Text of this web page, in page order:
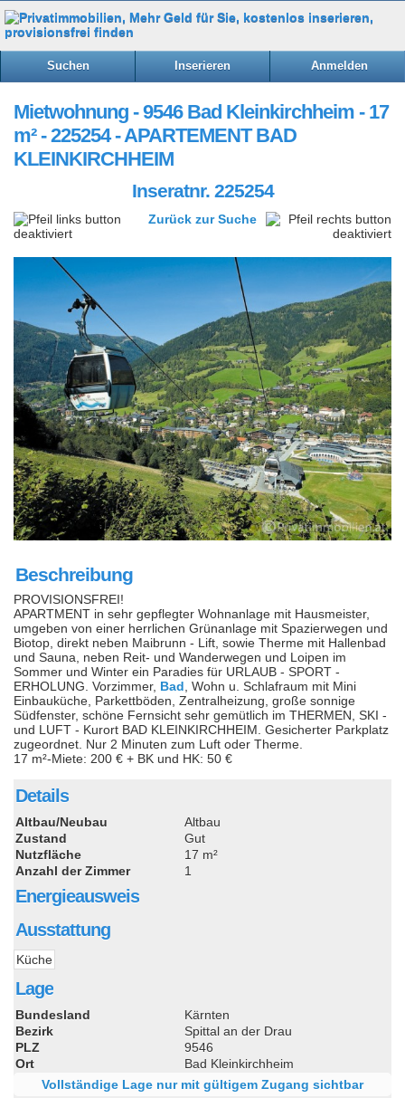
Suchen Inserieren Anmelden
Mietwohnung - 9546 Bad Kleinkirchheim - 17
m² - 225254 - APARTEMENT BAD
KLEINKIRCHHEIM
Inseratnr. 225254
Zurück zur Suche
Beschreibung
PROVISIONSFREI!
APARTMENT in sehr gepflegter Wohnanlage mit Hausmeister,
umgeben von einer herrlichen Grünanlage mit Spazierwegen und
Biotop, direkt neben Maibrunn - Lift, sowie Therme mit Hallenbad
und Sauna, neben Reit- und Wanderwegen und Loipen im
Sommer und Winter ein Paradies für URLAUB - SPORT -
ERHOLUNG. Vorzimmer, Bad, Wohn u. Schlafraum mit Mini
Einbauküche, Parkettböden, Zentralheizung, große sonnige
Südfenster, schöne Fernsicht sehr gemütlich im THERMEN, SKI -
und LUFT - Kurort BAD KLEINKIRCHHEIM. Gesicherter Parkplatz
zugeordnet. Nur 2 Minuten zum Luft oder Therme.
17 m²-Miete: 200 € + BK und HK: 50 €
Details
Altbau/Neubau
Altbau
Zustand
Gut
Nutzfläche
17 m²
Anzahl der Zimmer
1
Energieausweis
Ausstattung
Küche
Lage
Bundesland
Kärnten
Bezirk
Spittal an der Drau
PLZ
9546
Ort
Bad Kleinkirchheim
Vollständige Lage nur mit gültigem Zugang sichtbar